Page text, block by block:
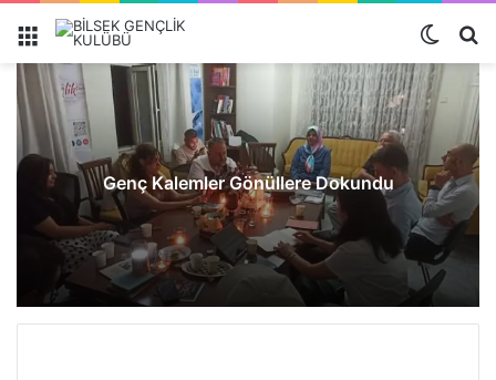
Genç Kalemler Gönüllere Dokundu